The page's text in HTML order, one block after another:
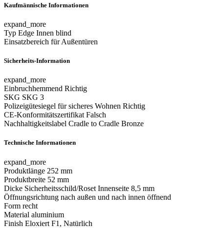
Kaufmännische Informationen
expand_more
Typ Edge Innen blind
Einsatzbereich für Außentüren
Sicherheits-Information
expand_more
Einbruchhemmend Richtig
SKG SKG 3
Polizeigütesiegel für sicheres Wohnen Richtig
CE-Konformitätszertifikat Falsch
Nachhaltigkeitslabel Cradle to Cradle Bronze
Technische Informationen
expand_more
Produktlänge 252 mm
Produktbreite 52 mm
Dicke Sicherheitsschild/Roset Innenseite 8,5 mm
Öffnungsrichtung nach außen und nach innen öffnend
Form recht
Material aluminium
Finish Eloxiert F1, Natürlich